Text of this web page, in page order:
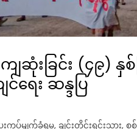
ျဆုံးခြင်း (၄၉)
ေး ဆန္ဒပြ
းကွပ်မျက်ခံရမှု, ချင်းတိုင်းရင်းသား, စ